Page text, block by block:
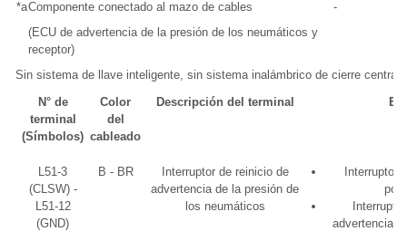
*aComponente conectado al mazo de cables
(ECU de advertencia de la presión de los neumáticos y
receptor)
-
Sin sistema de llave inteligente, sin sistema inalámbrico de cierre
N° de
terminal
(Símbolos)
Color
del
cableado
Descripción del terminal
L51-3
(CLSW) -
L51-12
(GND)
B - BR
Interruptor de reinicio de
advertencia de la presión de
los neumáticos
Interruptor
advertencia